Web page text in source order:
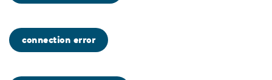
connection error